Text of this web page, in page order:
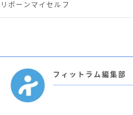
リボーンマイセルフ
フィットラム編集部